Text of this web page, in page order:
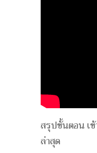
สรุปขั้นตอน เข้
ล่าสุด